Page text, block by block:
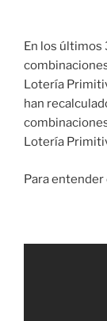
En los últimos
Lotería
han
Lotería
Para